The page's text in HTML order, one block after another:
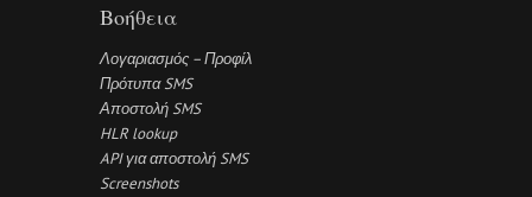
Βοήθεια
Λογαριασμός – Προφίλ
Πρότυπα SMS
Αποστολή SMS
HLR lookup
API για αποστολή SMS
Screenshots